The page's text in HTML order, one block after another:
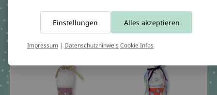
€39,90 - €56,80 €39,90 - €54,80
*Inkl. MwSt. zzgl.
Einstellungen Alles akzeptieren
Impressum | DatenschutzhinweisCookie Infos